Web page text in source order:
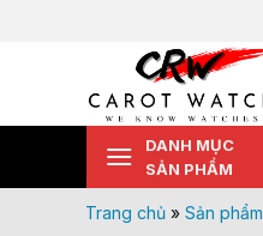
DANH MỤC
SẢN PHẨM
Trang chủ» Sản phẩm